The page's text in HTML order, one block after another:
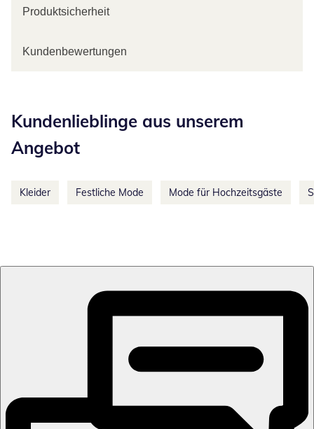
Produktsicherheit
Kundenbewertungen
Kundenlieblinge aus unserem
Angebot
Kleider Festliche Mode Mode für Hochzeitsgäste